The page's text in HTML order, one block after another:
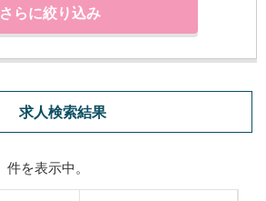
さらに絞り込み
求人検索結果
件を表示中。